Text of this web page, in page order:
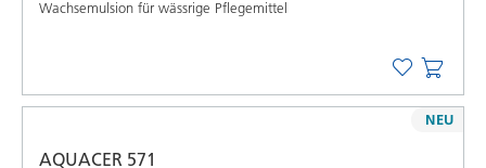
Wachsemulsion für wässrige Pflegemittel
AQUACER 571
NEU